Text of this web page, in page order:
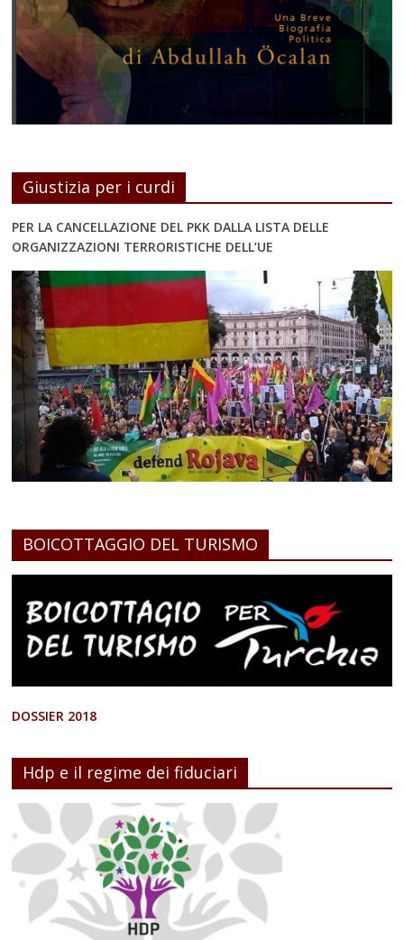
Giustizia per i curdi
PER LA CANCELLAZIONE DEL PKK DALLA LISTA DELLE
ORGANIZZAZIONI TERRORISTICHE DELL’UE
BOICOTTAGGIO DEL TURISMO
DOSSIER 2018
Hdp e il regime dei fiduciari